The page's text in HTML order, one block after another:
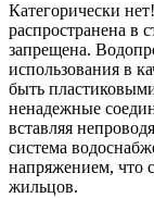
Категорически
распространена в
запрещена.
использования в
быть
ненадежные
вставляя
система
напряжением, что
жильцов.